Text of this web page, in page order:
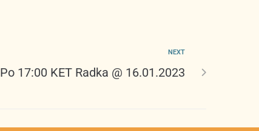
NEXT
Po 17:00 KET Radka @ 16.01.2023